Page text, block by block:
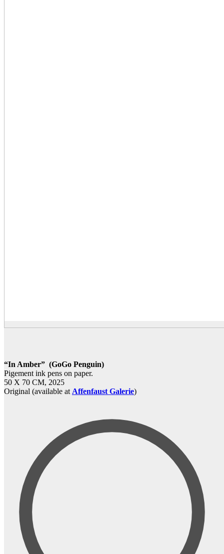
“In Amber” (GoGo Penguin)
Pigement ink pens on paper.
50 X 70 CM, 2025
Original (available at Affenfaust Galerie)